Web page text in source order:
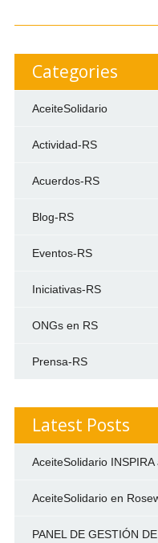
Categories
AceiteSolidario
Actividad-RS
Acuerdos-RS
Blog-RS
Eventos-RS
Iniciativas-RS
ONGs en RS
Prensa-RS
Latest Posts
AceiteSolidario
AceiteSolidario en
PANEL DE GESTIÓN